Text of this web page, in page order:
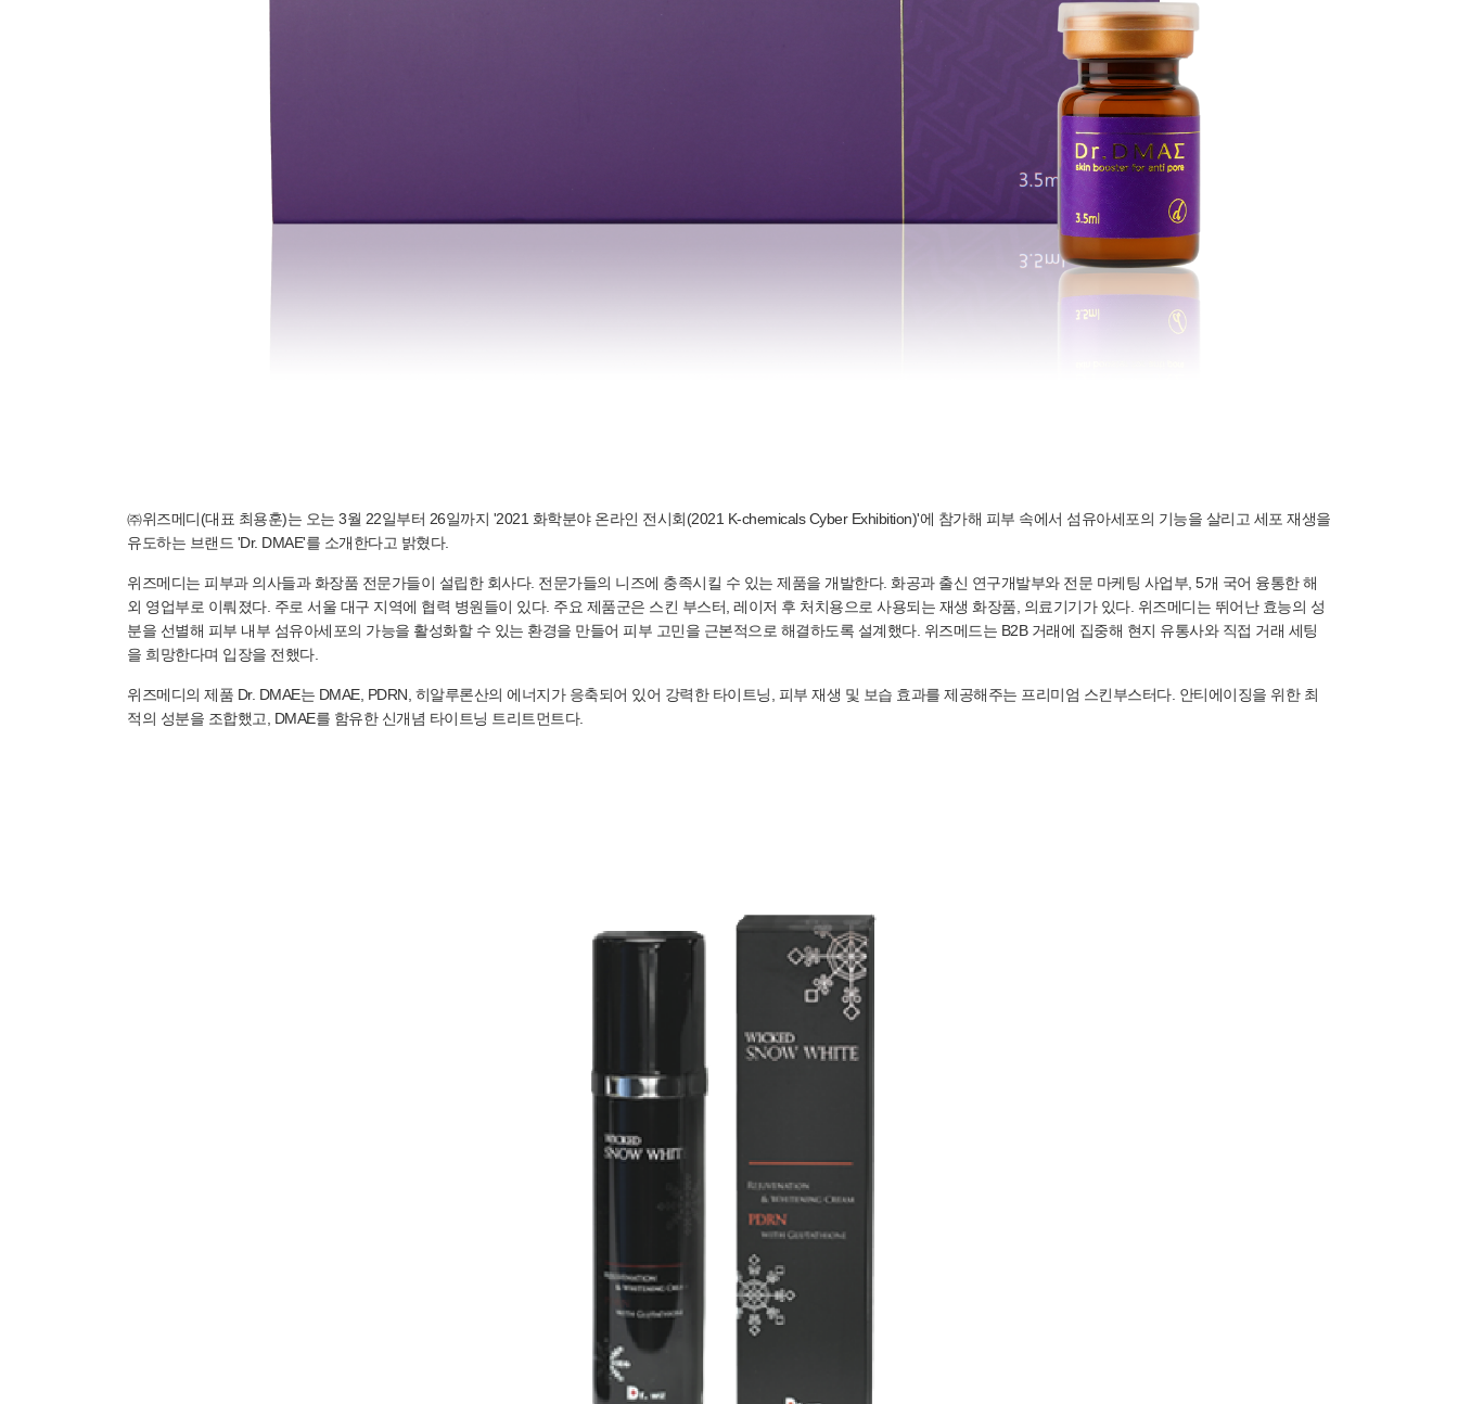
㈜위즈메디(대표 최용훈)는 오는 3월 22일부터 26일까지 '2021 화학분야 온라인 전시회(2021 K-chemicals Cyber Exhibition)'에 참가해 피부 속에서 섬유아세포의 기능을 살리고 세포 재생을
유도하는 브랜드 'Dr. DMAE'를 소개한다고 밝혔다.
위즈메디는 피부과 의사들과 화장품 전문가들이 설립한 회사다. 전문가들의 니즈에 충족시킬 수 있는 제품을 개발한다. 화공과 출신 연구개발부와 전문 마케팅 사업부, 5개 국어 융통한 해
외 영업부로 이뤄졌다. 주로 서울 대구 지역에 협력 병원들이 있다. 주요 제품군은 스킨 부스터, 레이저 후 처치용으로 사용되는 재생 화장품, 의료기기가 있다. 위즈메디는 뛰어난 효능의 성
분을 선별해 피부 내부 섬유아세포의 가능을 활성화할 수 있는 환경을 만들어 피부 고민을 근본적으로 해결하도록 설계했다. 위즈메드는 B2B 거래에 집중해 현지 유통사와 직접 거래 세팅
을 희망한다며 입장을 전했다.
위즈메디의 제품 Dr. DMAE는 DMAE, PDRN, 히알루론산의 에너지가 응축되어 있어 강력한 타이트닝, 피부 재생 및 보습 효과를 제공해주는 프리미엄 스킨부스터다. 안티에이징을 위한 최
적의 성분을 조합했고, DMAE를 함유한 신개념 타이트닝 트리트먼트다.